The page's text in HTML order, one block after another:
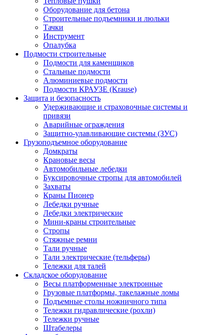
Оборудование для бетона
Строительные подъемники и люльки
Тачки
Инструмент
Опалубка
Подмости строительные
Подмости для каменщиков
Стальные подмости
Алюминиевые подмости
Подмости КРАУЗЕ (Krause)
Защита и безопасность
Удерживающие и страховочные системы и
привязи
Аварийные ограждения
Защитно-улавливающие системы (ЗУС)
Грузоподъемное оборудование
Домкраты
Крановые весы
Автомобильные лебедки
Буксировочные стропы для автомобилей
Захваты
Краны Пионер
Лебедки ручные
Лебедки электрические
Мини-краны строительные
Стропы
Стяжные ремни
Тали ручные
Тали электрические (тельферы)
Тележки для талей
Складское оборудование
Весы платформенные электронные
Грузовые платформы, такелажные ломы
Подъемные столы ножничного типа
Тележки гидравлические (рохли)
Тележки ручные
Штабелеры